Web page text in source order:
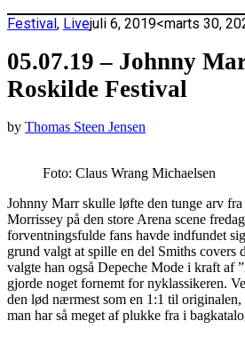
Festival, Livejuli 6, 2019<marts 30,
05.07.19 – Johnny
Roskilde Festival
by Thomas Steen Jensen
Foto: Claus Wrang Michaelsen
Johnny Marr skulle løfte den tunge arv
Morrissey på den store Arena scene
forventningsfulde fans havde indfundet
grund valgt at spille en del Smiths covers
valgte han også Depeche Mode i kraft af
gjorde noget fornemt for nyklassikeren.
den lød nærmest som en 1:1 til
man har så meget af plukke fra i